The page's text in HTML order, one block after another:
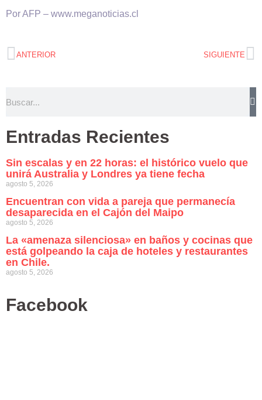
Por AFP – www.meganoticias.cl
ANTERIOR SIGUIENTE
Entradas Recientes
Sin escalas y en 22 horas: el histórico vuelo que
unirá Australia y Londres ya tiene fecha
agosto 5, 2026
Encuentran con vida a pareja que permanecía
desaparecida en el Cajón del Maipo
agosto 5, 2026
La «amenaza silenciosa» en baños y cocinas que
está golpeando la caja de hoteles y restaurantes
en Chile.
agosto 5, 2026
Facebook